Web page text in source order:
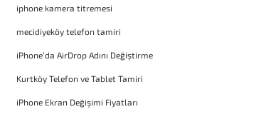
iphone kamera titremesi
mecidiyeköy telefon tamiri
iPhone’da AirDrop Adını Değiştirme
Kurtköy Telefon ve Tablet Tamiri
iPhone Ekran Değişimi Fiyatları